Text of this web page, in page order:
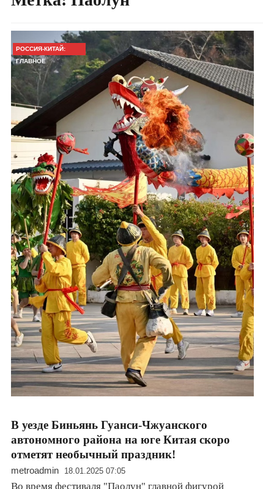
РОССИЯ-КИТАЙ:
ГЛАВНОЕ
В уезде Биньянь Гуанси-Чжуанского
автономного района на юге Китая скоро
отметят необычный праздник!
metroadmin 18.01.2025 07:05
Во время фестиваля "Паолун" главной фигурой